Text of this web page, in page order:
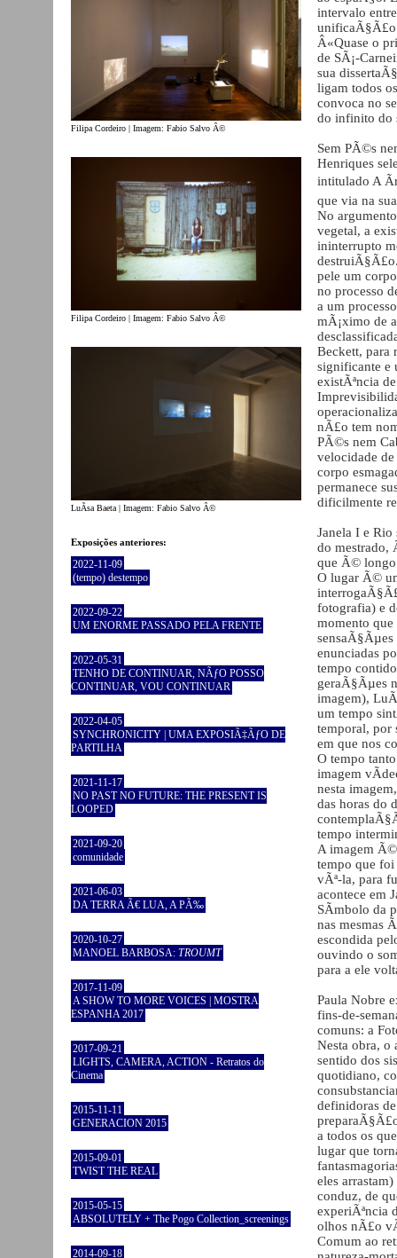
Filipa Cordeiro | Imagem: Fabio Salvo Â©
Filipa Cordeiro | Imagem: Fabio Salvo Â©
LuÃ­sa Baeta | Imagem: Fabio Salvo Â©
Exposições anteriores:
2022-11-09
(tempo) destempo
2022-09-22
UM ENORME PASSADO PELA FRENTE
2022-05-31
TENHO DE CONTINUAR, NÃƒO POSSO
CONTINUAR, VOU CONTINUAR
2022-04-05
SYNCHRONICITY | UMA EXPOSIÃ‡ÃƒO DE
PARTILHA
2021-11-17
NO PAST NO FUTURE: THE PRESENT IS
LOOPED
2021-09-20
comunidade
2021-06-03
DA TERRA Ã€ LUA, A PÃ‰
2020-10-27
MANOEL BARBOSA: TROUMT
2017-11-09
A SHOW TO MORE VOICES | MOSTRA
ESPANHA 2017
2017-09-21
LIGHTS, CAMERA, ACTION - Retratos do
Cinema
2015-11-11
GENERACION 2015
2015-09-01
TWIST THE REAL
2015-05-15
ABSOLUTELY + The Pogo Collection_screenings
2014-09-18
intervalo
Â«Quase o
de SÃ¡-
sua
ligam todos
convoca no
do infinito do
Sem PÃ©s
Henriques
intitulado A
que via na
No
vegetal, a
ininterrupto
pele um
no processo
a um
mÃ¡ximo de
Beckett, para
significante e
existÃªncia
nÃ£o tem
PÃ©s nem
velocidade
corpo
permanece
dificilmente
Janela I e
do mestrado,
que Ã© longo
O lugar Ã©
fotografia) e
momento
enunciadas
tempo
geraÃ§Ãµes
imagem),
um tempo
temporal, por
em que nos
O tempo
imagem
nesta
das horas do
tempo
A imagem Ã©
tempo que
vÃª-la, para
acontece em
SÃ­mbolo da
nas mesmas
escondida
ouvindo o
para a ele
Paula Nobre
fins-de-
comuns: a
Nesta obra, o
sentido dos
quotidiano,
definidoras
a todos os
lugar que
eles
conduz, de
experiÃªncia
olhos nÃ£o
Comum ao